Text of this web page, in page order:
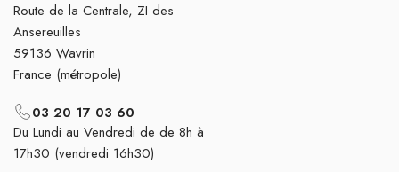
Route de la Centrale, ZI des
Ansereuilles
59136 Wavrin
France (métropole)
03 20 17 03 60
Du Lundi au Vendredi de de 8h à
17h30 (vendredi 16h30)